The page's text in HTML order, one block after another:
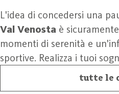
L'idea di concedersi una
Val Venosta è
momenti di serenità e
sportive. Realizza i tuoi
tutte le